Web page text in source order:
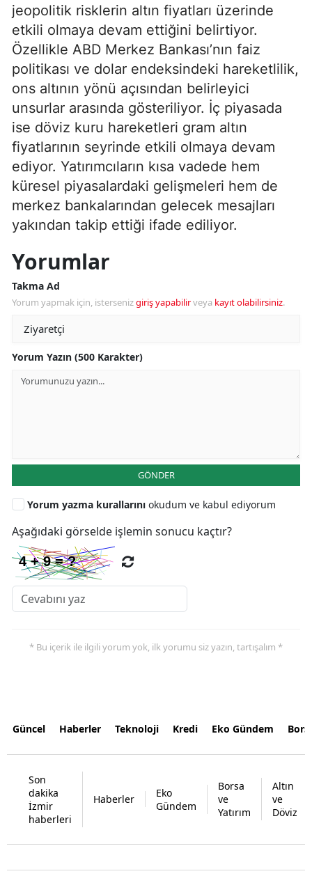
jeopolitik risklerin altın fiyatları üzerinde
etkili olmaya devam ettiğini belirtiyor.
Özellikle ABD Merkez Bankası’nın faiz
politikası ve dolar endeksindeki hareketlilik,
ons altının yönü açısından belirleyici
unsurlar arasında gösteriliyor. İç piyasada
ise döviz kuru hareketleri gram altın
fiyatlarının seyrinde etkili olmaya devam
ediyor. Yatırımcıların kısa vadede hem
küresel piyasalardaki gelişmeleri hem de
merkez bankalarından gelecek mesajları
yakından takip ettiği ifade ediliyor.
Yorumlar
Takma Ad
Yorum yapmak için, istersenizgiriş yapabilirveya kayıt olabilirsiniz.
Yorum Yazın (500 Karakter)
GÖNDER
Yorum yazma kurallarını okudum ve kabul ediyorum
Aşağıdaki görselde işlemin sonucu kaçtır?
* Bu içerik ile ilgili yorum yok, ilk yorumu siz yazın, tartışalım *
Güncel Haberler Teknoloji Kredi Eko Gündem
Son
dakika
İzmir
haberleri
Haberler
Eko
Gündem
Borsa
ve
Yatırım
Altın
ve
Döviz